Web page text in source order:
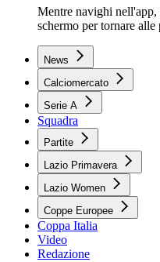
Mentre navighi nell'app,
schermo per tornare alle
News
Calciomercato
Serie A
Squadra
Partite
Lazio Primavera
Lazio Women
Coppe Europee
Coppa Italia
Video
Redazione